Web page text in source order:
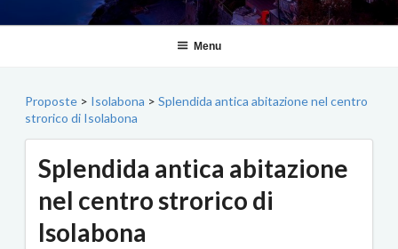
Menu
Proposte > Isolabona > Splendida antica abitazione nel centro
strorico di Isolabona
Splendida antica abitazione
nel centro strorico di
Isolabona